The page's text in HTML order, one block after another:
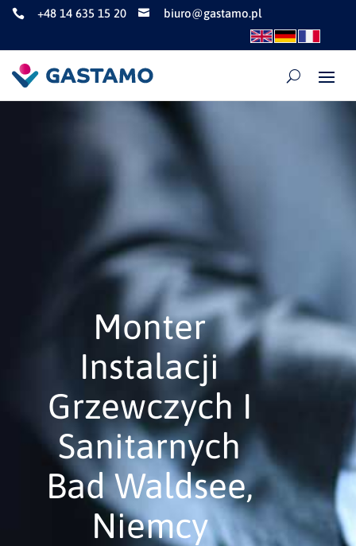
 +48 14 635 15 20  biuro@gastamo.pl
Monter
Instalacji
Grzewczych I
Sanitarnych
Bad Waldsee,
Niemcy